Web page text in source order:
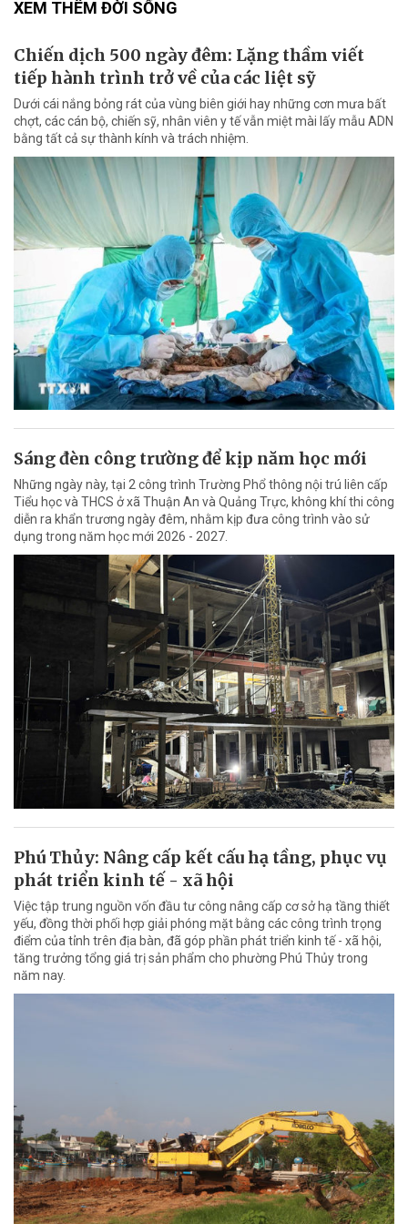
XEM THÊM ĐỜI SỐNG
Chiến dịch 500 ngày đêm: Lặng thầm viết
tiếp hành trình trở về của các liệt sỹ
Dưới cái nắng bỏng rát của vùng biên giới hay những cơn mưa bất
chợt, các cán bộ, chiến sỹ, nhân viên y tế vẫn miệt mài lấy mẫu ADN
bằng tất cả sự thành kính và trách nhiệm.
Sáng đèn công trường để kịp năm học mới
Những ngày này, tại 2 công trình Trường Phổ thông nội trú liên cấp
Tiểu học và THCS ở xã Thuận An và Quảng Trực, không khí thi công
diễn ra khẩn trương ngày đêm, nhằm kịp đưa công trình vào sử
dụng trong năm học mới 2026 - 2027.
Phú Thủy: Nâng cấp kết cấu hạ tầng, phục vụ
phát triển kinh tế - xã hội
Việc tập trung nguồn vốn đầu tư công nâng cấp cơ sở hạ tầng thiết
yếu, đồng thời phối hợp giải phóng mặt bằng các công trình trọng
điểm của tỉnh trên địa bàn, đã góp phần phát triển kinh tế - xã hội,
tăng trưởng tổng giá trị sản phẩm cho phường Phú Thủy trong
năm nay.